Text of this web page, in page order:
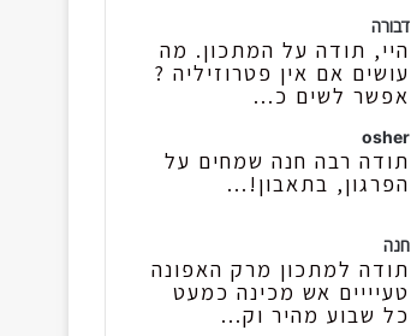
דבורה
היי, תודה על המתכון. מה
עושים אם אין פטרוזיליה ?
אפשר לשים כ...
osher
תודה רבה חנה שמחים על
הפרגון, בתאבון!...
חנה
תודה למתכון מרק האפונה
טעיייים אש מכינה כמעט
כל שבוע מהיר וק...